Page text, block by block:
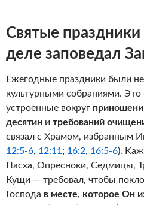
Святые
деле заповедал
Ежегодные праздники были
культурными собраниями.
устроенные вокруг
десятин и требований
связал с Храмом, избранным
12:5-6, 12:11 ; 16:2, 16:5-6).
Пасха, Опресноки, Седмицы,
Кущи — требовал, чтобы
Господа в месте, которое Он